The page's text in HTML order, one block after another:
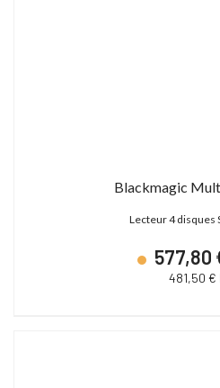
Blackmagic
Lecteur 4 disques
577,80
481,50 €